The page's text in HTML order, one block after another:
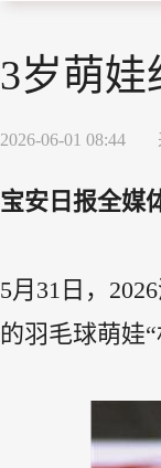
3岁萌娃
2026-06-01 08:44
宝安日报全媒
5月31日，
的羽毛球萌娃